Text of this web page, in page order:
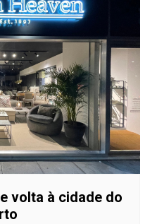
volta à cidade do